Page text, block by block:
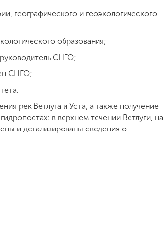
географического и геоэкологического
образования;
СНГО;
СНГО;
рек Ветлуга и Уста, а также получение
в верхнем течении Ветлуги, на
и детализированы сведения о